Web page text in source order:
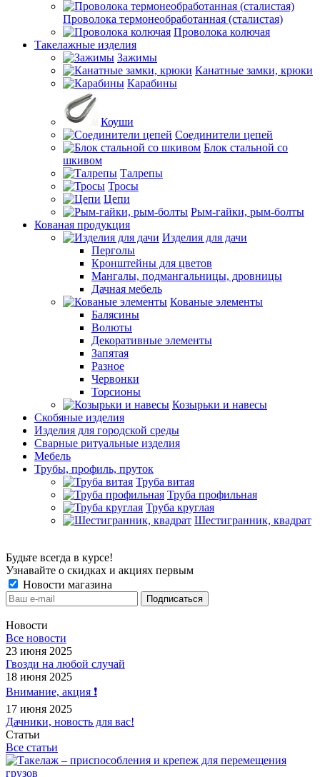
Проволока термонеобработанная (сталистая)
Проволока колючая
Такелажные изделия
Зажимы
Канатные замки, крюки
Карабины
Коуши
Соединители цепей
Блок стальной со
шкивом
Талрепы
Тросы
Цепи
Рым-гайки, рым-болты
Кованая продукция
Изделия для дачи
Перголы
Кронштейны для цветов
Мангалы, подмангальницы, дровницы
Дачная мебель
Кованые элементы
Балясины
Волюты
Декоративные элементы
Запятая
Разное
Червонки
Торсионы
Козырьки и навесы
Скобяные изделия
Изделия для городской среды
Сварные ритуальные изделия
Мебель
Трубы, профиль, пруток
Труба витая
Труба профильная
Труба круглая
Шестигранник, квадрат
Будьте всегда в курсе!
Узнавайте о скидках и акциях первым
Новости магазина
Новости
Все новости
23 июня 2025
Гвозди на любой случай
18 июня 2025
Внимание, акция ❗️
17 июня 2025
Дачники, новость для вас!
Статьи
Все статьи